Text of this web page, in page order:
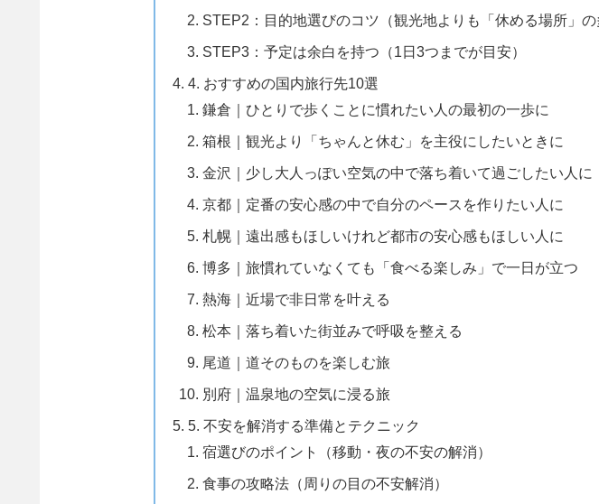
STEP2：目的地選びのコツ（観光地よりも「休める場所」の
STEP3：予定は余白を持つ（1日3つまでが目安）
4. おすすめの国内旅行先10選
鎌倉｜ひとりで歩くことに慣れたい人の最初の一歩に
箱根｜観光より「ちゃんと休む」を主役にしたいときに
金沢｜少し大人っぽい空気の中で落ち着いて過ごしたい人に
京都｜定番の安心感の中で自分のペースを作りたい人に
札幌｜遠出感もほしいけれど都市の安心感もほしい人に
博多｜旅慣れていなくても「食べる楽しみ」で一日が立つ
熱海｜近場で非日常を叶える
松本｜落ち着いた街並みで呼吸を整える
尾道｜道そのものを楽しむ旅
別府｜温泉地の空気に浸る旅
5. 不安を解消する準備とテクニック
宿選びのポイント（移動・夜の不安の解消）
食事の攻略法（周りの目の不安解消）